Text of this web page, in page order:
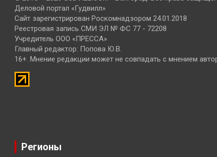
Деловой портал «Гудвилл»
Сайт зарегистрирован Роскомнадзором 24.01.2018
Реестровая запись СМИ ЭЛ № ФС 77 - 72208
Учредитель ООО «ПРЕССА»
Главный редактор: Попова Ю.В.
16+. Мнение редакции может не совпадать с мнением
Регионы